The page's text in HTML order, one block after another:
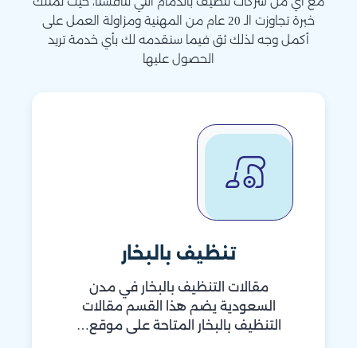
خبرة تجاوزت الـ 20 عام من المهنية ومزاولة العمل على
أكمل وجه لذلك ثق فيما سنقدمه لك بأي خدمة تريد
الحصول عليها
تنظيف بالبخار
مقالات التنظيف بالبخار في مدن
السعودية يضم هذا القسم مقالات
التنظيف بالبخار المتاحة على موقع…